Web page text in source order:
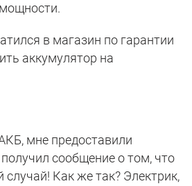
в магазин по гарантии
аккумулятор на
мне предоставили
сообщение о том, что
случай! Как же так? Электрик,